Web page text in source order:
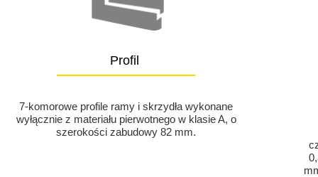
Profil
_____________
7-komorowe profile ramy i skrzydła wykonane
wyłącznie z materiału pierwotnego w klasie A, o
szerokości zabudowy 82 mm.